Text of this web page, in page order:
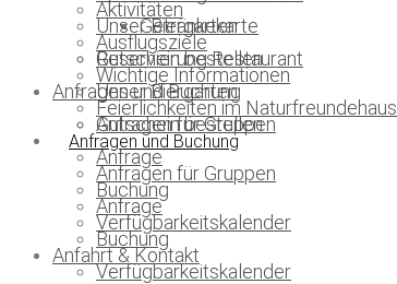
Aktivitäten
Ausflugsziele
Wichtige Informationen
Feierlichkeiten im Naturfreundehaus
Getränkekarte
Reservierung Restaurant
Unser Biergarten
Gutschein bestellen
Anfragen und Buchung
Anfragen für Gruppen
Anfrage
Buchung
Verfügbarkeitskalender
Unser Biergarten
Gutschein bestellen
Anfragen und Buchung
Anfragen für Gruppen
Anfrage
Buchung
Verfügbarkeitskalender
Anfahrt & Kontakt